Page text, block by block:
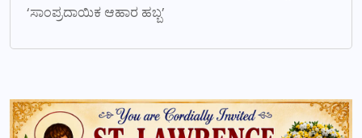
‘ಸಾಂಪ್ರದಾಯಿಕ ಆಹಾರ ಹಬ್ಬ’